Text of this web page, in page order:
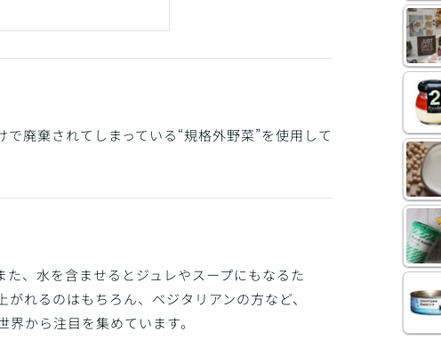
廃棄されてしまっている“規格外野菜”を使用して
、水を含ませるとジュレやスープにもなるた
れるのはもちろん、ベジタリアンの方など、
から注目を集めています。